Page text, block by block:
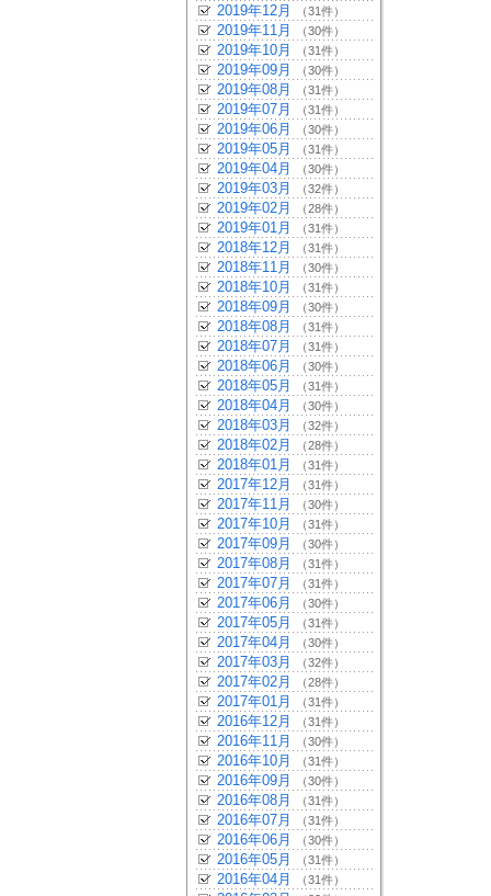
2019年12月 （31件）
2019年11月 （30件）
2019年10月 （31件）
2019年09月 （30件）
2019年08月 （31件）
2019年07月 （31件）
2019年06月 （30件）
2019年05月 （31件）
2019年04月 （30件）
2019年03月 （32件）
2019年02月 （28件）
2019年01月 （31件）
2018年12月 （31件）
2018年11月 （30件）
2018年10月 （31件）
2018年09月 （30件）
2018年08月 （31件）
2018年07月 （31件）
2018年06月 （30件）
2018年05月 （31件）
2018年04月 （30件）
2018年03月 （32件）
2018年02月 （28件）
2018年01月 （31件）
2017年12月 （31件）
2017年11月 （30件）
2017年10月 （31件）
2017年09月 （30件）
2017年08月 （31件）
2017年07月 （31件）
2017年06月 （30件）
2017年05月 （31件）
2017年04月 （30件）
2017年03月 （32件）
2017年02月 （28件）
2017年01月 （31件）
2016年12月 （31件）
2016年11月 （30件）
2016年10月 （31件）
2016年09月 （30件）
2016年08月 （31件）
2016年07月 （31件）
2016年06月 （30件）
2016年05月 （31件）
2016年04月 （31件）